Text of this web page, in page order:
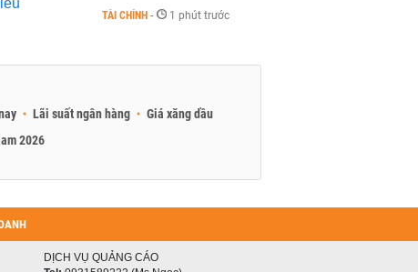
TÀI CHÍNH - 1 phút trước
Lãi suất ngân hàng
Giá xăng dầu
2026
DỊCH VỤ QUẢNG CÁO